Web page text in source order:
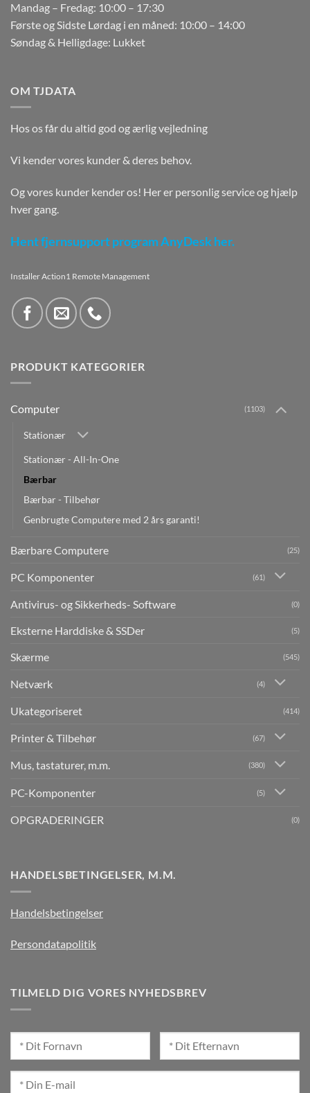
Mandag – Fredag: 10:00 – 17:30
Første og Sidste Lørdag i en måned: 10:00 – 14:00
Søndag & Helligdage: Lukket
OM TJDATA
Hos os får du altid god og ærlig vejledning
Vi kender vores kunder & deres behov.
Og vores kunder kender os! Her er personlig service og hjælp
hver gang.
Hent fjernsupport program AnyDesk her.
Installer Action1 Remote Management
PRODUKT KATEGORIER
Computer (1103)
Stationær
Stationær - All-In-One
Bærbar
Bærbar - Tilbehør
Genbrugte Computere med 2 års garanti!
Bærbare Computere (25)
PC Komponenter (61)
Antivirus- og Sikkerheds- Software (0)
Eksterne Harddiske & SSDer (5)
Skærme (545)
Netværk (4)
Ukategoriseret (414)
Printer & Tilbehør (67)
Mus, tastaturer, m.m. (380)
PC-Komponenter (5)
OPGRADERINGER (0)
HANDELSBETINGELSER, M.M.
Handelsbetingelser
Persondatapolitik
TILMELD DIG VORES NYHEDSBREV